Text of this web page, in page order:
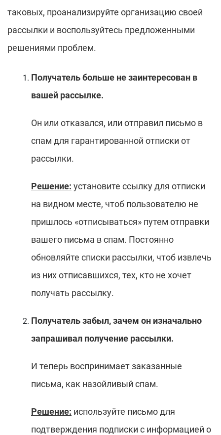
таковых, проанализируйте организацию своей
рассылки и воспользуйтесь предложенными
решениями проблем.
Получатель больше не заинтересован в
вашей рассылке.
Он или отказался, или отправил письмо в
спам для гарантированной отписки от
рассылки.
Решение: установите ссылку для отписки
на видном месте, чтоб пользователю не
пришлось «отписываться» путем отправки
вашего письма в спам. Постоянно
обновляйте списки рассылки, чтоб извлечь
из них отписавшихся, тех, кто не хочет
получать рассылку.
Получатель забыл, зачем он изначально
запрашивал получение рассылки.
И теперь воспринимает заказанные
письма, как назойливый спам.
Решение: используйте письмо для
подтверждения подписки с информацией о